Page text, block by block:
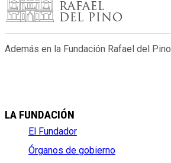
Además en la Fundación Rafael del Pino
LA FUNDACIÓN
El Fundador
Órganos de gobierno